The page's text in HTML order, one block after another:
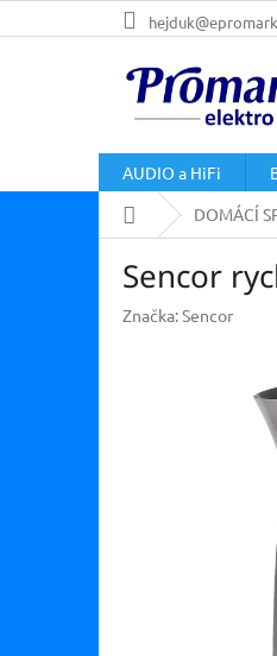
na
AUDIO a HiFi
Domů
DOMÁCÍ
Sencor
Značka:Sencor